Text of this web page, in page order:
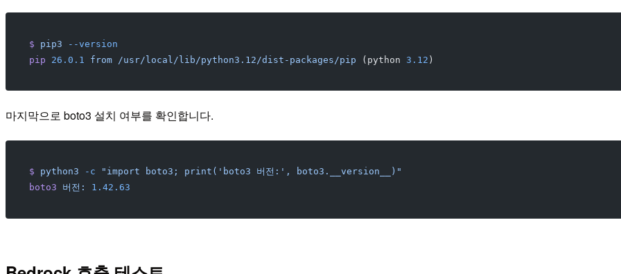
$ pip3 --version
pip 26.0.1 from /usr/local/lib/python3.12/dist-packages/pip (python 3.12 )
마지막으로 boto3 설치 여부를 확인합니다.
$ python3 -c "import boto3; print('boto3 버전:', boto3.__version__)"
boto3 버전: 1.42.63